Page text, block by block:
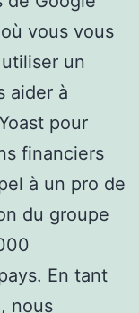
vous vous
un
aider à
pour
financiers
à un pro de
du groupe
En tant
nous